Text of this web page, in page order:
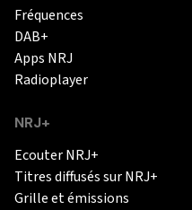
Fréquences
DAB+
Apps NRJ
Radioplayer
NRJ+
Ecouter NRJ+
Titres diffusés sur NRJ+
Grille et émissions